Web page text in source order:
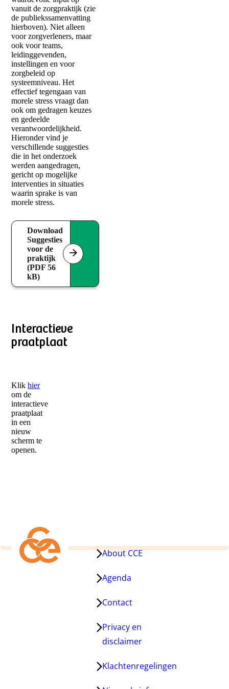
vanuit de zorgpraktijk (zie
de publiekssamenvatting
hierboven). Niet alleen
voor zorgverleners, maar
ook voor teams,
leidinggevenden,
instellingen en voor
zorgbeleid op
systeemniveau. Het
effectief tegengaan van
morele stress vraagt dan
ook om gedragen keuzes
en gedeelde
verantwoordelijkheid.
Hieronder vind je
verschillende suggesties
die in het onderzoek
werden aangedragen,
gericht op mogelijke
interventies in situaties
waarin sprake is van
morele stress.
Download
Suggesties
voor de
praktijk
(PDF 56
kB)
Interactieve
praatplaat
Klikhier
om de
interactieve
praatplaat
in een
nieuw
scherm te
openen.
About CCE
Agenda
Contact
Privacy en
disclaimer
Klachtenregelingen